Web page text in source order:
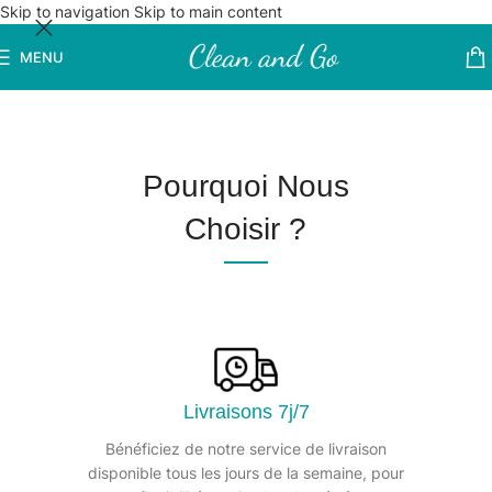
Pourquoi Nous
Choisir ?
Livraisons 7j/7
Bénéficiez de notre service de livraison
disponible tous les jours de la semaine, pour
Skip to navigation Skip to main content
MENU